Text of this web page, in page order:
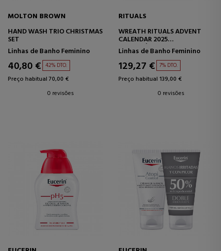
MOLTON BROWN
HAND WASH TRIO CHRISTMAS
SET
Linhas de Banho Feminino
40,80 € 42% DTO.
Preço habitual 70,00 €
0 revisões
RITUALS
WREATH RITUALS ADVENT
CALENDAR 2025
CALENDÁRIO DO ADVENTO
Linhas de Banho Feminino
129,27 € 7% DTO.
Preço habitual 139,00 €
0 revisões